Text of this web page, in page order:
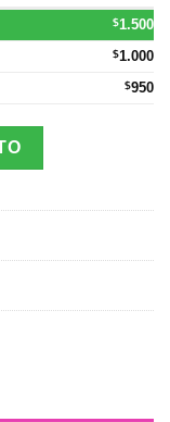
$1.500
$1.000
$950
cantidad